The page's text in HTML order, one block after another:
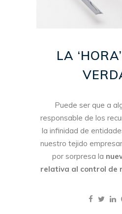
LA
Puede ser que a
responsable de los
la infinidad de
nuestro tejido
por sorpresa la
relativa al control de